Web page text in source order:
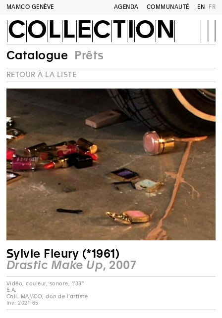
MAMCO GENÈVE AGENDA COMMUNAUTÉ EN FR
COLLECTION
Catalogue Prêts
RETOUR À LA LISTE
Sylvie Fleury (*1961)
Drastic Make Up, 2007
Vidéo, couleur, sonore, 1'33''
E.A.
Coll. MAMCO, don de l'artiste
Inv: 2021-65